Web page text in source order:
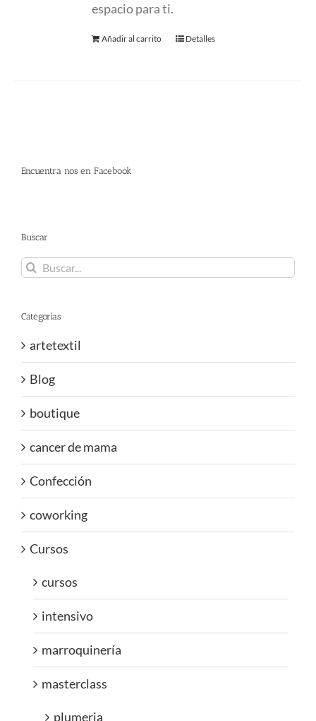
espacio para ti.
Añadir al carrito Detalles
Encuentra nos en Facebook
Buscar
Buscar:
Categorías
artetextil
Blog
boutique
cancer de mama
Confección
coworking
Cursos
cursos
intensivo
marroquinería
masterclass
plumeria